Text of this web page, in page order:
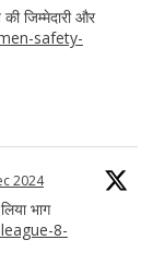
जिम्मेदारी और
safety-
2024
भाग
8-